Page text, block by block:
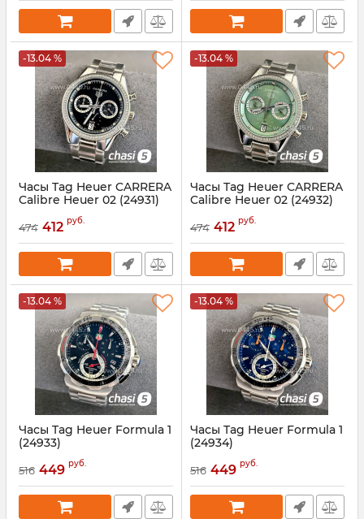
-13.04 %
Часы Tag Heuer CARRERA
Calibre Heuer 02 (24931)
24931
474 412 руб.
-13.04 %
Часы Tag Heuer CARRERA
Calibre Heuer 02 (24932)
24932
474 412 руб.
-13.04 %
Часы Tag Heuer Formula 1
(24933)
24933
516 449 руб.
-13.04 %
Часы Tag Heuer Formula 1
(24934)
24934
516 449 руб.